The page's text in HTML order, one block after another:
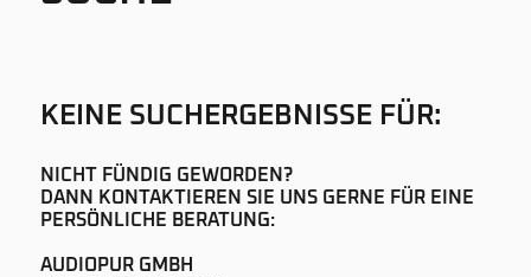
KEINE SUCHERGEBNISSE FÜR:
NICHT FÜNDIG GEWORDEN?
DANN KONTAKTIEREN SIE UNS GERNE FÜR EINE
PERSÖNLICHE BERATUNG:
AUDIOPUR GMBH